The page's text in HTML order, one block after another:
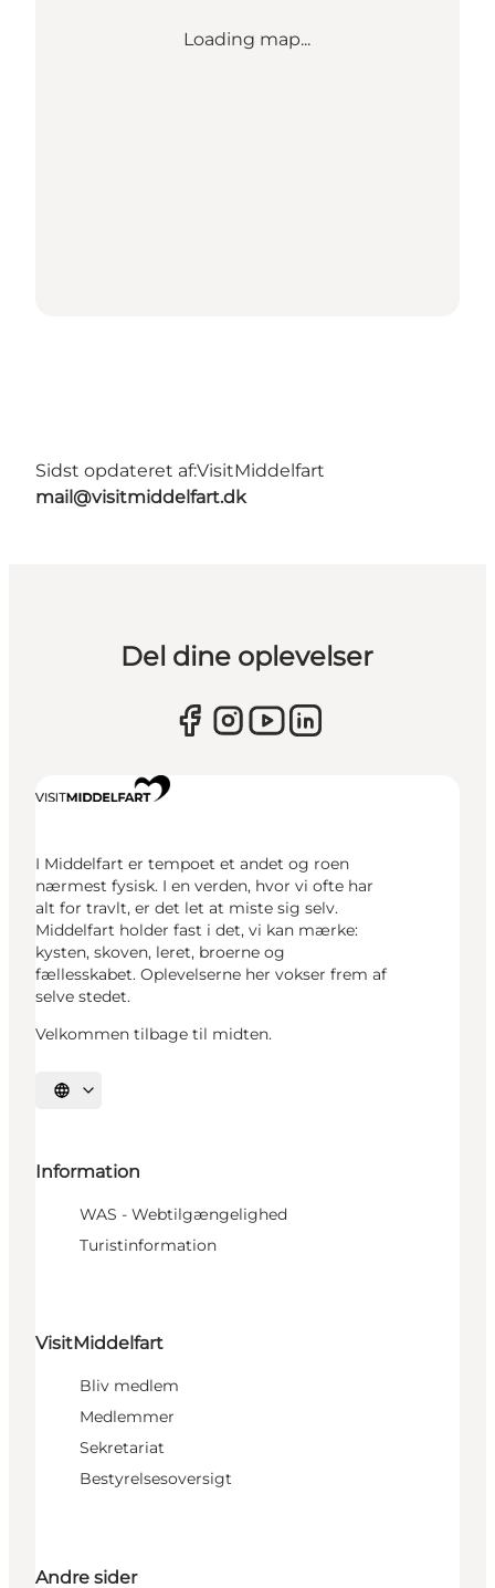
Loading map...
Sidst opdateret af:VisitMiddelfart
mail@visitmiddelfart.dk
Del dine oplevelser
I Middelfart er tempoet et andet og roen
nærmest fysisk. I en verden, hvor vi ofte har
alt for travlt, er det let at miste sig selv.
Middelfart holder fast i det, vi kan mærke:
kysten, skoven, leret, broerne og
fællesskabet. Oplevelserne her vokser frem af
selve stedet.
Velkommen tilbage til midten.
Vælg sprog
Information
WAS - Webtilgængelighed
Turistinformation
VisitMiddelfart
Bliv medlem
Medlemmer
Sekretariat
Bestyrelsesoversigt
Andre sider